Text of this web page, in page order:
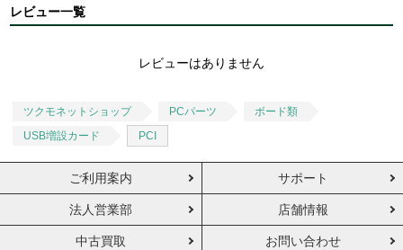
レビュー一覧
レビューはありません
ツクモネットショップ PCパーツ
ボード類
USB増設カード
PCI
ご利用案内 サポート
法人営業部 店舗情報
中古買取 お問い合わせ